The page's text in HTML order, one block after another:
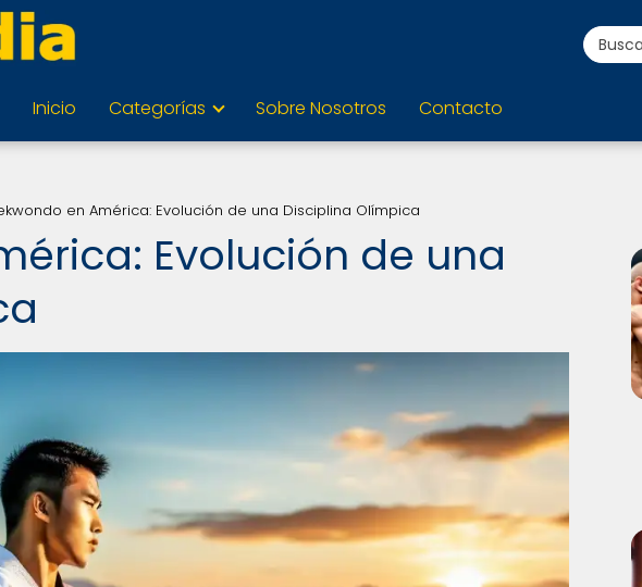
Inicio Categorías Sobre Nosotros Contacto
en América: Evolución de una Disciplina Olímpica
Evolución de una